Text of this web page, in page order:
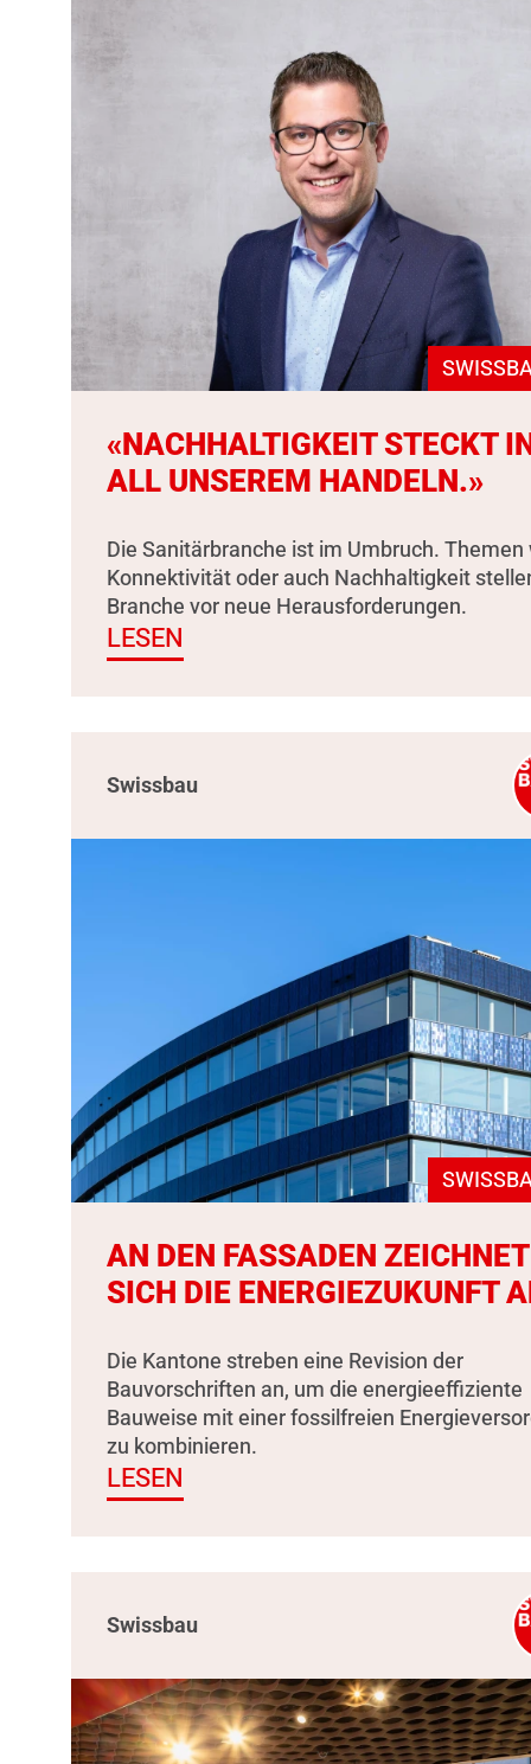
«NACHHALTIGKEIT STECKT
ALL UNSEREM HANDELN.»
Die Sanitärbranche ist im Umbruch. Themen
Konnektivität oder auch Nachhaltigkeit
Branche vor neue Herausforderungen.
LESEN
Swissbau
AN DEN FASSADEN ZEICHNET
SICH DIE ENERGIEZUKUNFT
Die Kantone streben eine Revision der
Bauvorschriften an, um die energieeffiziente
Bauweise mit einer fossilfreien
zu kombinieren.
LESEN
Swissbau